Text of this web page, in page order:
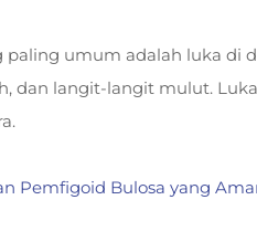
paling umum adalah luka di
dan langit-langit mulut.
Pemfigoid Bulosa yang